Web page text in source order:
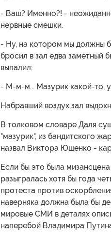
- Ваш? Именно?! -
нервные смешки.
- Ну, на котором мы должны
бросил в зал едва заметный
выпалил:
- М-м-м... Мазурик какой-то,
Набравший воздух зал
В толковом словаре Даля
"мазурик", из бандитского
назвал Виктора Ющенко -
Если бы это была
разыгралась хотя бы года
протеста против
наверняка должна была бы
мировые СМИ в деталях
наперебой Владимира